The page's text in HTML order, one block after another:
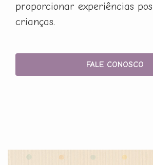
proporcionar experiências
crianças.
FALE CONOSCO